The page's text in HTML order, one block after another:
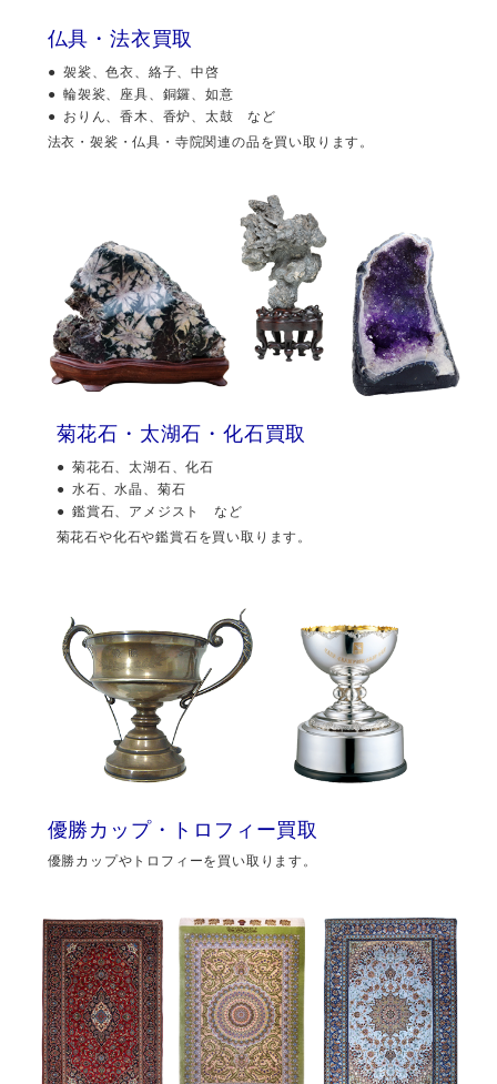
仏具・法衣買取
袈裟、色衣、絡子、中啓
輪袈裟、座具、銅鑼、如意
おりん、香木、香炉、太鼓 など
法衣・袈裟・仏具・寺院関連の品を買い取ります。
菊花石・太湖石・化石買取
菊花石、太湖石、化石
水石、水晶、菊石
鑑賞石、アメジスト など
菊花石や化石や鑑賞石を買い取ります。
優勝カップ・トロフィー買取
優勝カップやトロフィーを買い取ります。